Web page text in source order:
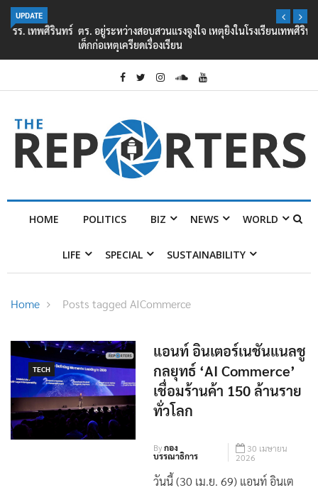
UPDATE
ตร. อยู่ระหว่างสอบสวนแรงจูงใจ เหตุยิงในโรงเรียนเทพศิรินทร์ นนทบุรี พบ
เด็กก่อเหตุเครียดเรื่องเรียน
HOME POLITICS BIZ NEWS WORLD
LIFE SPECIAL SUSTAINABILITY
Home Posts tagged AICommerce
TECH
แอนท์ อินเตอร์เนชันแนลชู
กลยุทธ์ ‘AI Commerce’
เชื่อมร้านค้า 150 ล้านราย
ทั่วโลก
Byกอง
บรรณาธิการ
30 เมษายน
2026
วันนี้ (30 เม.ย. 69) แอนท์ อินเต